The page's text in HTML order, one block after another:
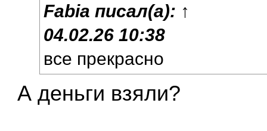
Fabia писал(а): ↑
04.02.26 10:38
все прекрасно
А деньги взяли?